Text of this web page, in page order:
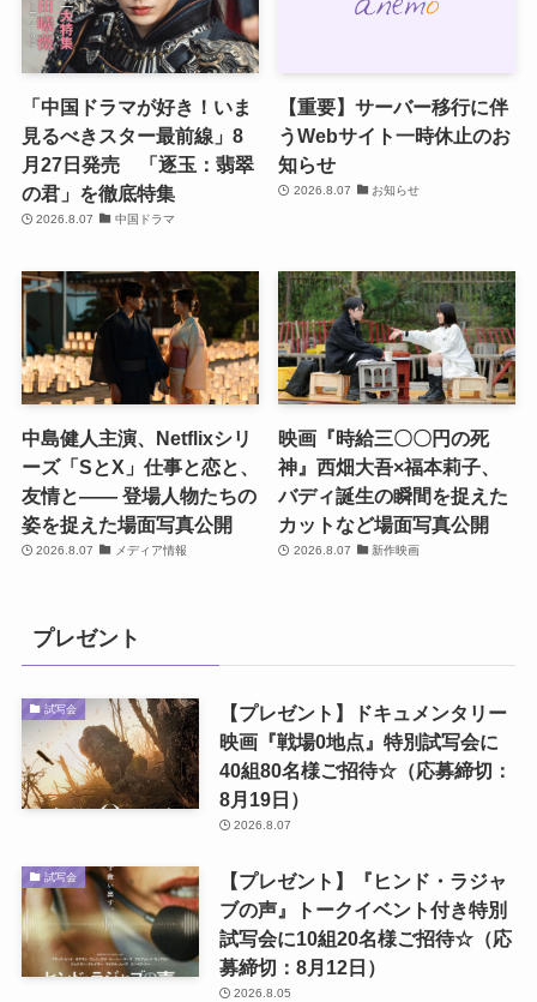
「中国ドラマが好き！いま
見るべきスター最前線」8
月27日発売 「逐玉：翡翠
の君」を徹底特集
2026.8.07 中国ドラマ
【重要】サーバー移行に伴
うWebサイト一時休止のお
知らせ
2026.8.07 お知らせ
中島健人主演、Netflixシリ
ーズ「SとX」仕事と恋と、
友情と―― 登場人物たちの
姿を捉えた場面写真公開
2026.8.07 メディア情報
映画『時給三〇〇円の死
神』西畑大吾×福本莉子、
バディ誕生の瞬間を捉えた
カットなど場面写真公開
2026.8.07 新作映画
プレゼント
試写会
【プレゼント】ドキュメンタリー
映画『戦場0地点』特別試写会に
40組80名様ご招待☆（応募締切：
8月19日）
2026.8.07
試写会
【プレゼント】『ヒンド・ラジャ
ブの声』トークイベント付き特別
試写会に10組20名様ご招待☆（応
募締切：8月12日）
2026.8.05